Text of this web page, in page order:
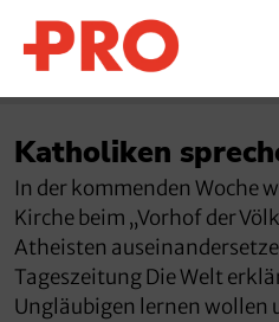
Katholiken
In der kommenden Woche
Kirche beim „Vorhof der
Atheisten
Tageszeitung Die Welt
Ungläubigen lernen wollen